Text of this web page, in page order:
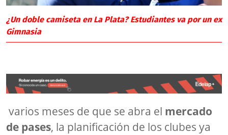
¿Un doble camiseta en La Plata? Estudiantes va por un ex
Gimnasia
varios meses de que se abra el mercado
de pases, la planificación de los clubes ya